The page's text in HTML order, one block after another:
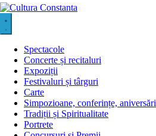
Spectacole
Concerte și recitaluri
Expoziții
Festivaluri și târguri
Carte
Simpozioane, conferințe, aniversări
Tradiții și Spiritualitate
Portrete